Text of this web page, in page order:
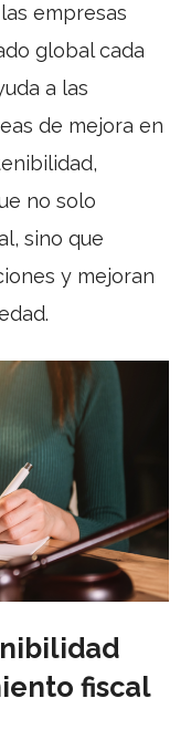
empresas
global cada
a las
de mejora en
no solo
sino que
y mejoran
fiscal